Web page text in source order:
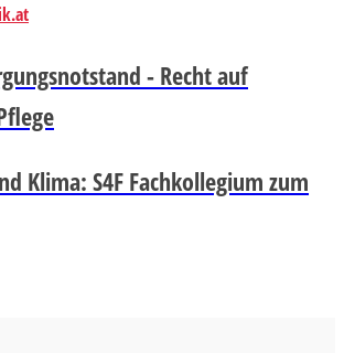
- Recht auf
Klima: S4F Fachkollegium zum